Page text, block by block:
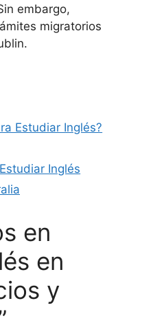
embargo,
migratorios
Estudiar Inglés?
Inglés
en
en
y